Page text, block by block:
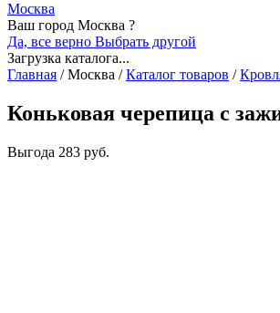
Москва
Ваш город Москва ?
Да, все верно Выбрать другой
Загрузка каталога...
Главная /Москва / Каталог товаров /
Коньковая черепица с
Выгода 283 руб.